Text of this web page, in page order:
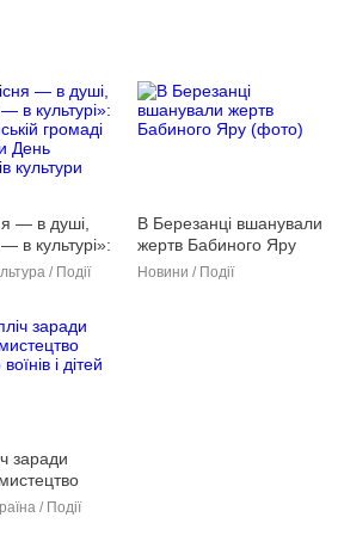
— в душі,
в культурі»:
громаді
/ Події
В Березанці вшанували
жертв Бабиного Яру
(фото)
Новини / Події
заради
і дітей
/ Події